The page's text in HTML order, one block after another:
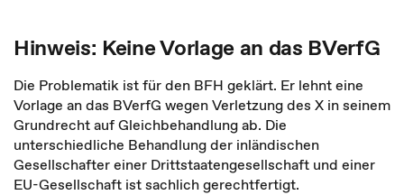
Hinweis: Keine Vorlage an das BVerfG
Die Problematik ist für den BFH geklärt. Er lehnt eine
Vorlage an das BVerfG wegen Verletzung des X in seinem
Grundrecht auf Gleichbehandlung ab. Die
unterschiedliche Behandlung der inländischen
Gesellschafter einer Drittstaatengesellschaft und einer
EU-Gesellschaft ist sachlich gerechtfertigt.